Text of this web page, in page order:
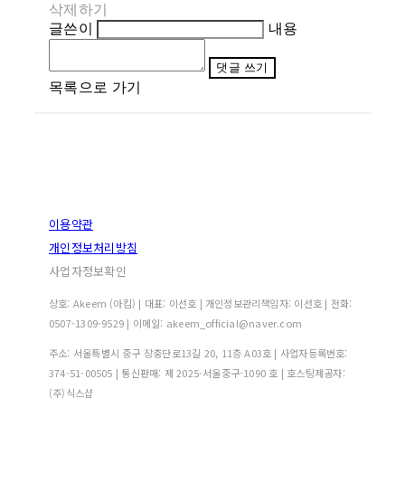
삭제하기
글쓴이
내용
댓글 쓰기
목록으로 가기
이용약관
개인정보처리방침
사업자정보확인
상호: Akeem (아킴) | 대표: 이선호 | 개인정보관리책임자: 이선호 | 전화:
0507-1309-9529 | 이메일: akeem_official@naver.com
주소: 서울특별시 중구 장충단로13길 20, 11층 A03호 | 사업자등록번호:
374-51-00505 | 통신판매: 제 2025-서울중구-1090 호 | 호스팅제공자:
(주)식스샵